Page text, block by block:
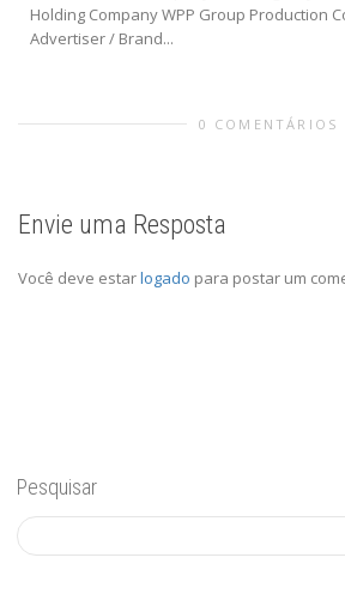
Holding Company WPP Group Production
Advertiser / Brand...
0 COMENTÁRIOS
Envie uma Resposta
Você deve estarlogado para postar um
Pesquisar